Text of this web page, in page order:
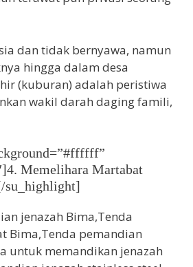
dan tidak bernyawa, namun
hingga dalam desa
(kuburan) adalah peristiwa
wakil darah daging famili,
Memelihara Martabat
su_highlight]